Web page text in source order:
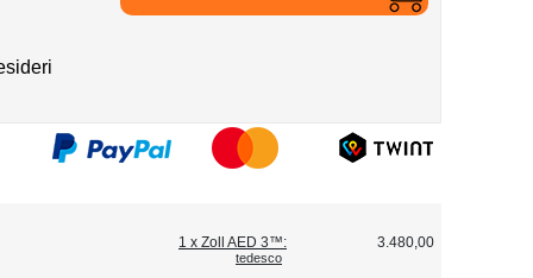
1 x Zoll AED 3™:
tedesco
3.480,00